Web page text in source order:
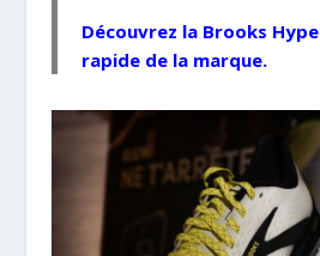
Découvrez la Brooks
rapide de la marque.